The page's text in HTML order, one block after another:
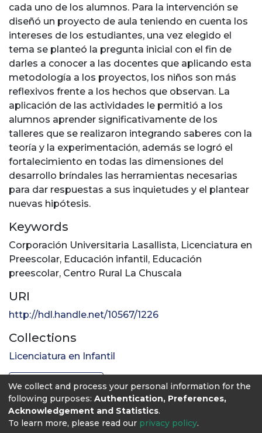
cada uno de los alumnos. Para la intervención se
diseñó un proyecto de aula teniendo en cuenta los
intereses de los estudiantes, una vez elegido el
tema se planteó la pregunta inicial con el fin de
darles a conocer a las docentes que aplicando esta
metodología a los proyectos, los niños son más
reflexivos frente a los hechos que observan. La
aplicación de las actividades le permitió a los
alumnos aprender significativamente de los
talleres que se realizaron integrando saberes con la
teoría y la experimentación, además se logró el
fortalecimiento en todas las dimensiones del
desarrollo bríndales las herramientas necesarias
para dar respuestas a sus inquietudes y el plantear
nuevas hipótesis.
Keywords
Corporación Universitaria Lasallista, Licenciatura en
Preescolar, Educación infantil, Educación
preescolar, Centro Rural La Chuscala
URI
http://hdl.handle.net/10567/1226
Collections
Licenciatura en Infantil
Full item page
We collect and process your personal information for the
following purposes: Authentication, Preferences,
Acknowledgement and Statistics.
To learn more, please read our privacy policy.